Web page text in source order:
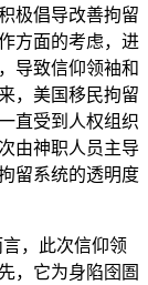
极倡导改善拘留
方面的考虑，进
导致信仰领袖和
，美国移民拘留
直受到人权组织
由神职人员主导
留系统的透明度
，此次信仰领
，它为身陷囹圄